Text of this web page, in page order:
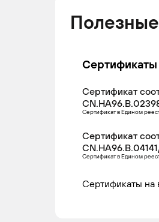
Сертификаты
Сертификат
Сертификат в Едином
Сертификат
Сертификат в Едином
Сертификаты на